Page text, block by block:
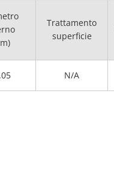
Trattamento
superficie
N/A